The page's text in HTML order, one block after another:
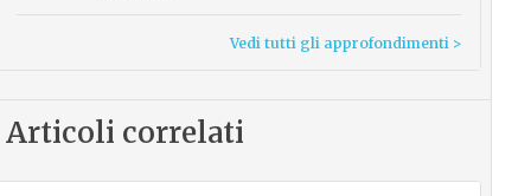
Vedi tutti gli approfondimenti >
Articoli correlati